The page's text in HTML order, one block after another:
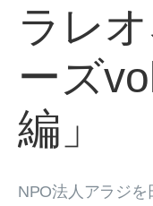
ラレ
ーズ
編」
NPO法人アラジ